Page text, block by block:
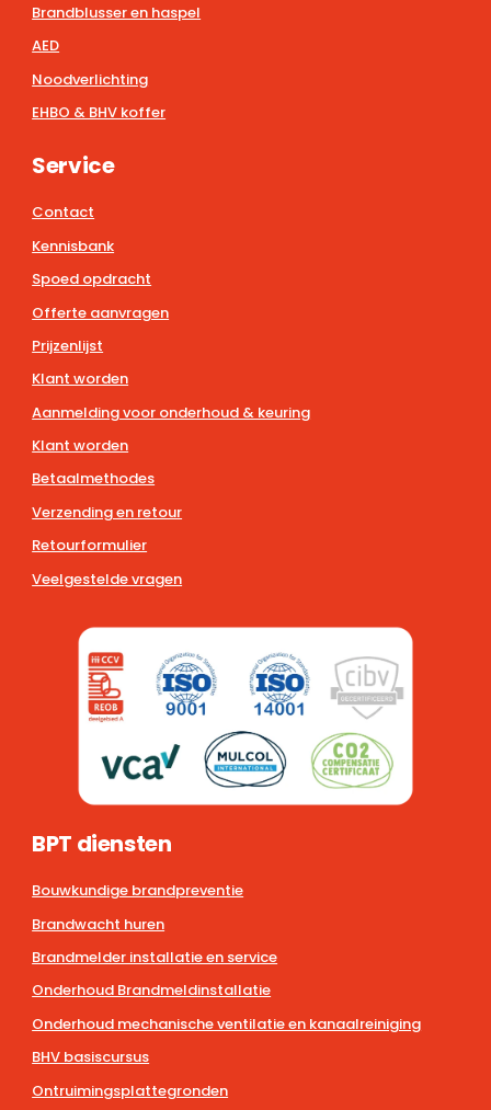
Brandblusser en haspel
AED
Noodverlichting
EHBO & BHV koffer
Service
Contact
Kennisbank
Spoed opdracht
Offerte aanvragen
Prijzenlijst
Klant worden
Aanmelding voor onderhoud & keuring
Klant worden
Betaalmethodes
Verzending en retour
Retourformulier
Veelgestelde vragen
BPT diensten
Bouwkundige brandpreventie
Brandwacht huren
Brandmelder installatie en service
Onderhoud Brandmeldinstallatie
Onderhoud mechanische ventilatie en kanaalreiniging
BHV basiscursus
Ontruimingsplattegronden